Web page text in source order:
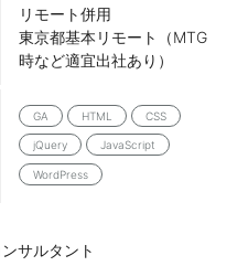
リモート併用
東京都基本リモート（MTG
時など適宜出社あり）
GA HTML CSS
jQuery JavaScript
WordPress
サルタント